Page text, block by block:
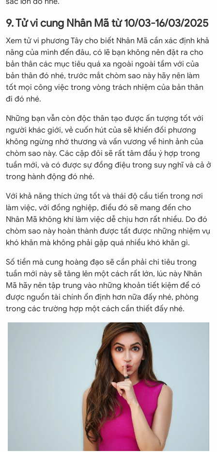
9. Tử vi cung Nhân Mã từ 10/03-16/03/2025
Xem tử vi phương Tây cho biết Nhân Mã cần xác định khả
năng của mình đến đâu, có lẽ bạn không nên đặt ra cho
bản thân các mục tiêu quá xa ngoài ngoài tầm với của
bản thân đó nhé, trước mắt chòm sao này hãy nên làm
tốt mọi công việc trong vòng trách nhiệm của bản thân
đi đó nhé.
Những bạn vẫn còn độc thân tạo được ấn tượng tốt với
người khác giới, vẻ cuốn hút của sẽ khiến đối phương
không ngừng nhớ thương và vấn vương về hình ảnh của
chòm sao này. Các cặp đôi sẽ rất tâm đầu ý hợp trong
tuần mới, và có được sự đồng điệu trong suy nghĩ và cả ở
trong hành động đó nhé.
Với khả năng thích ứng tốt và thái độ cầu tiến trong nơi
làm việc, với đồng nghiệp, điều đó sẽ mang đến cho
Nhân Mã không khí làm việc dễ chịu hơn rất nhiều. Do đó
chòm sao này hoàn thành được tất được những nhiệm vụ
khó khăn mà không phải gặp quá nhiều khó khăn gì.
Số tiền mà cung hoàng đạo sẽ cần phải chi tiêu trong
tuần mới này sẽ tăng lên một cách rất lớn, lúc này Nhân
Mã hãy nên tập trung vào những khoản tiết kiệm để có
được nguồn tài chính ổn định hơn nữa đấy nhé, phòng
trong các trường hợp một cách cần thiết đấy nhé.